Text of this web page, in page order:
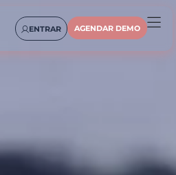
ENTRAR AGENDAR DEMO